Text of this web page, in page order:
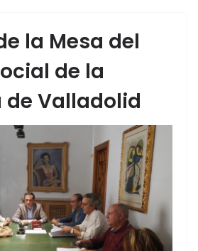
la Mesa del
de la
Valladolid